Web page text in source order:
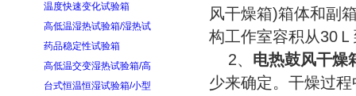
温度快速变化试验箱
高低温湿热试验箱/湿热试
药品稳定性试验箱
高低温交变湿热试验箱/高
台式恒温恒湿试验箱/小型
风干燥箱)箱体和副
构工作室容积从30
2、 电热鼓风干燥
少来确定。干燥过